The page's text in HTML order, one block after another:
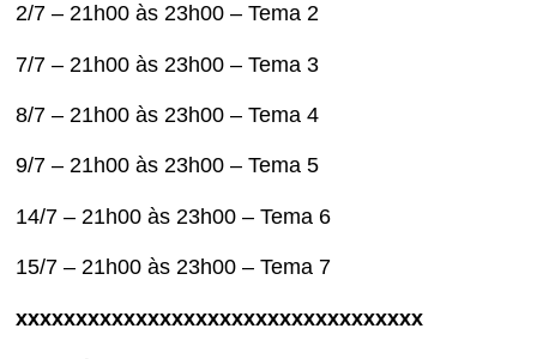
2/7 – 21h00 às 23h00 – Tema 2
7/7 – 21h00 às 23h00 – Tema 3
8/7 – 21h00 às 23h00 – Tema 4
9/7 – 21h00 às 23h00 – Tema 5
14/7 – 21h00 às 23h00 – Tema 6
15/7 – 21h00 às 23h00 – Tema 7
xxxxxxxxxxxxxxxxxxxxxxxxxxxxxxxxxx